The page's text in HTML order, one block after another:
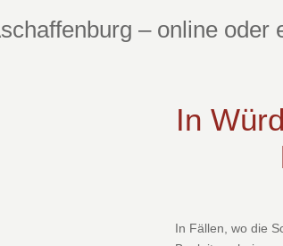
– online oder
In
In Fällen, wo die